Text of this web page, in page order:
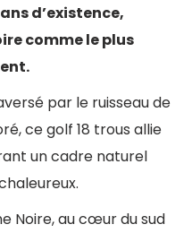
d’existence,
comme le plus
par le ruisseau de
ce golf 18 trous allie
un cadre naturel
Noire, au cœur du sud